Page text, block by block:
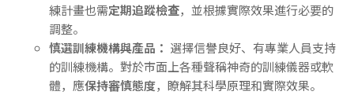
練計畫也需定期追蹤檢查，並根據實際效果進行必要的
調整。
慎選訓練機構與產品： 選擇信譽良好、有專業人員支持
的訓練機構。對於市面上各種聲稱神奇的訓練儀器或軟
體，應保持審慎態度，瞭解其科學原理和實際效果。